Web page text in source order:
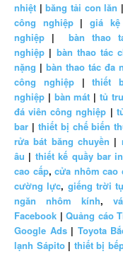
nhiệt |băng tải con lăn |
công nghiệp|giá
nghiệp |bàn thao
nghiệp | bàn thao tác
nặng | bàn thao tác đa
công nghiệp|thiết
nghiệp | bàn mát | tủ
đá viên công nghiệp |
bar | thiết bị chế biến
rửa bát băng chuyền |
âu | thiết kế quầy bar
cao cấp, cửa nhôm cao
cường lực, giếng trời
ngăn nhôm kính,
Facebook |Quảng cáo
Google Ads| Toyota
lạnh Sápito | thiết bị